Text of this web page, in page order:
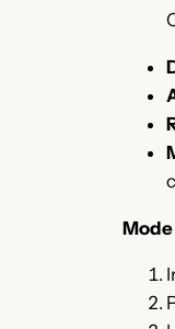
Mode